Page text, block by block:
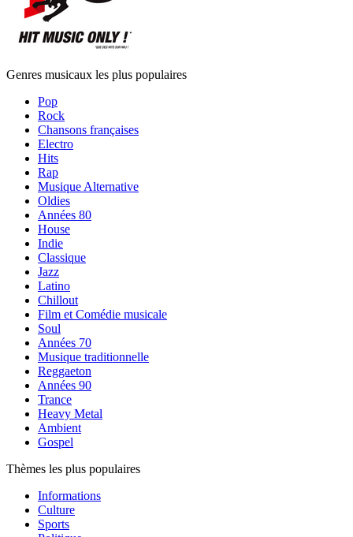
Genres musicaux les plus populaires
Pop
Rock
Chansons françaises
Electro
Hits
Rap
Musique Alternative
Oldies
Années 80
House
Indie
Classique
Jazz
Latino
Chillout
Film et Comédie musicale
Soul
Années 70
Musique traditionnelle
Reggaeton
Années 90
Trance
Heavy Metal
Ambient
Gospel
Thèmes les plus populaires
Informations
Culture
Sports